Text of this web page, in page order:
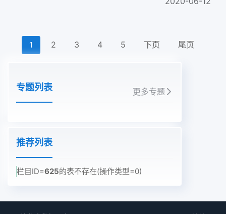
1 2 3 4 5 下页 尾页
专题列表 更多专题
推荐列表
栏目ID=625的表不存在(操作类型=0)